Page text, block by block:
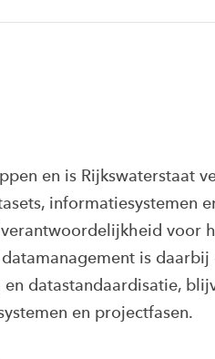
en is Rijkswaterstaat
informatiesystemen
voor
is
datastandaardisatie,
en projectfasen.